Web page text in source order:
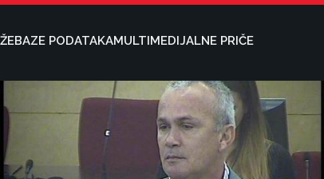
BAZE PODATAKAMULTIMEDIJALNE PRIČE